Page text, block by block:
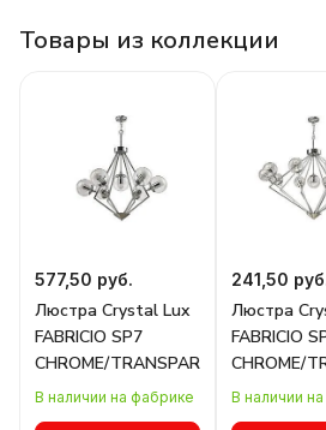
Товары из коллекции
577,50 руб.
Люстра Crystal Lux
FABRICIO SP7
CHROME/TRANSPARENTE
В наличии на фабрике
241,50
Люстра
FABRICIO
CHROME/
В наличии